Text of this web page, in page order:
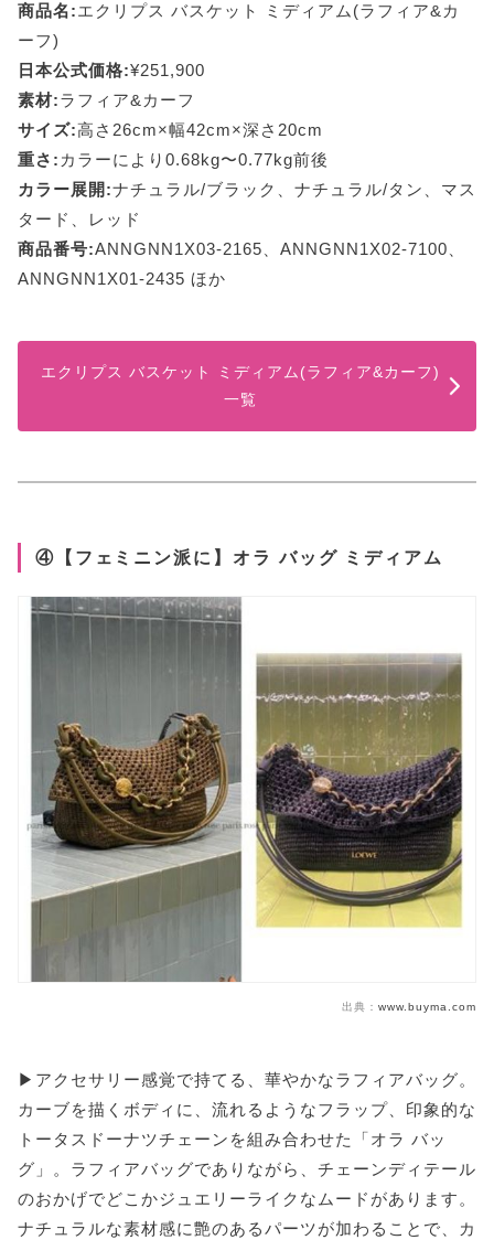
商品名:エクリプス バスケット ミディアム(ラフィア&カ
ーフ)
日本公式価格:¥251,900
素材:ラフィア&カーフ
サイズ:高さ26cm×幅42cm×深さ20cm
重さ: カラーにより0.68kg〜0.77kg前後
カラー展開:ナチュラル/ブラック、ナチュラル/タン、マス
タード、レッド
商品番号:ANNGNN1X03-2165、ANNGNN1X02-7100、
ANNGNN1X01-2435 ほか
エクリプス バスケット ミディアム(ラフィア&カーフ)
一覧
④【フェミニン派に】オラ バッグ ミディアム
出典： www.buyma.com
▶アクセサリー感覚で持てる、華やかなラフィアバッグ。
カーブを描くボディに、流れるようなフラップ、印象的な
トータスドーナツチェーンを組み合わせた「オラ バッ
グ」。ラフィアバッグでありながら、チェーンディテール
のおかげでどこかジュエリーライクなムードがあります。
ナチュラルな素材感に艶のあるパーツが加わることで、カ